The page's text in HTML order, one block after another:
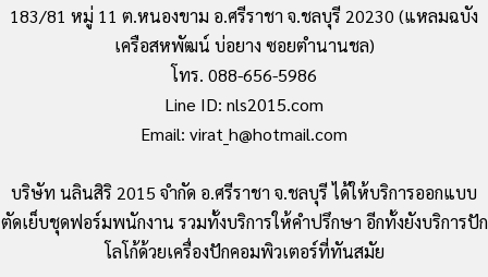
183/81 หมู่ 11 ต.หนองขาม อ.ศรีราชา จ.ชลบุรี 20230 (แหลมฉบัง
เครือสหพัฒน์ บ่อยาง ซอยตำนานชล)
โทร. 088-656-5986
Line ID: nls2015.com
Email: virat_h@hotmail.com
บริษัท นลินสิริ 2015 จำกัด อ.ศรีราชา จ.ชลบุรี ได้ให้บริการออกแบบ
ตัดเย็บชุดฟอร์มพนักงาน รวมทั้งบริการให้คำปรึกษา อีกทั้งยังบริการปัก
โลโก้ด้วยเครื่องปักคอมพิวเตอร์ที่ทันสมัย